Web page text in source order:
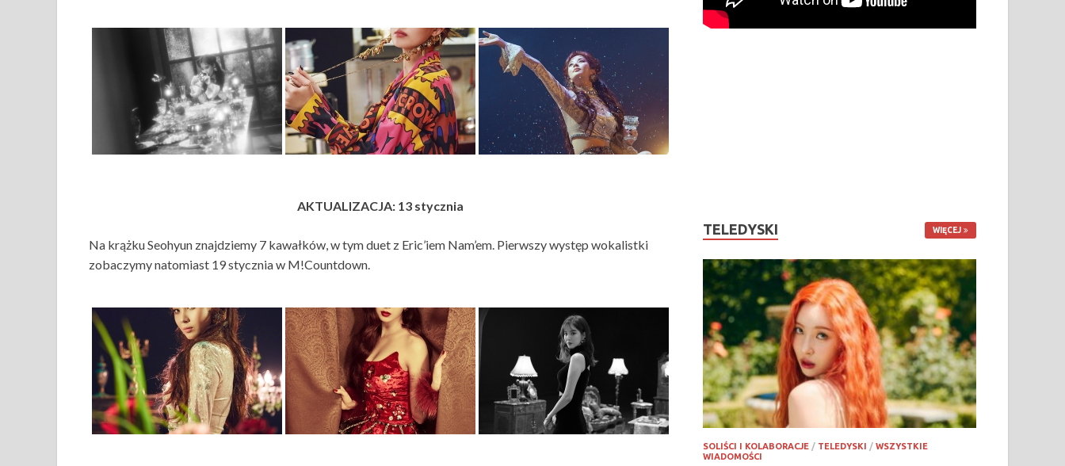
AKTUALIZACJA: 13 stycznia
Na krążku Seohyun znajdziemy 7 kawałków, w tym duet z Eric’iem Nam’em. Pierwszy występ wokalistki
zobaczymy natomiast 19 stycznia w M!Countdown.
TELEDYSKI WIĘCEJ
SOLIŚCI I KOLABORACJE / TELEDYSKI /WSZYSTKIE
WIADOMOŚCI